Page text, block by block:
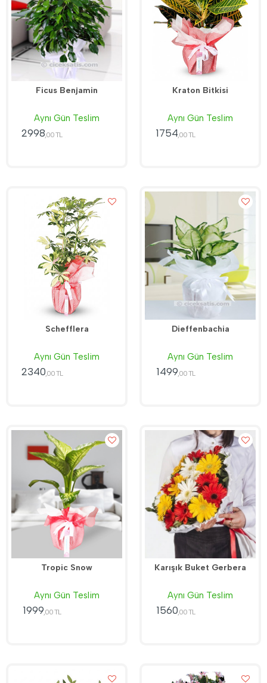
Ficus Benjamin
Aynı Gün Teslim
2998,00 TL
Kraton Bitkisi
Aynı Gün Teslim
1754,00 TL
Schefflera
Aynı Gün Teslim
2340,00 TL
Dieffenbachia
Aynı Gün Teslim
1499,00 TL
Tropic Snow
Aynı Gün Teslim
1999,00 TL
Karışık Buket Gerbera
Aynı Gün Teslim
1560,00 TL